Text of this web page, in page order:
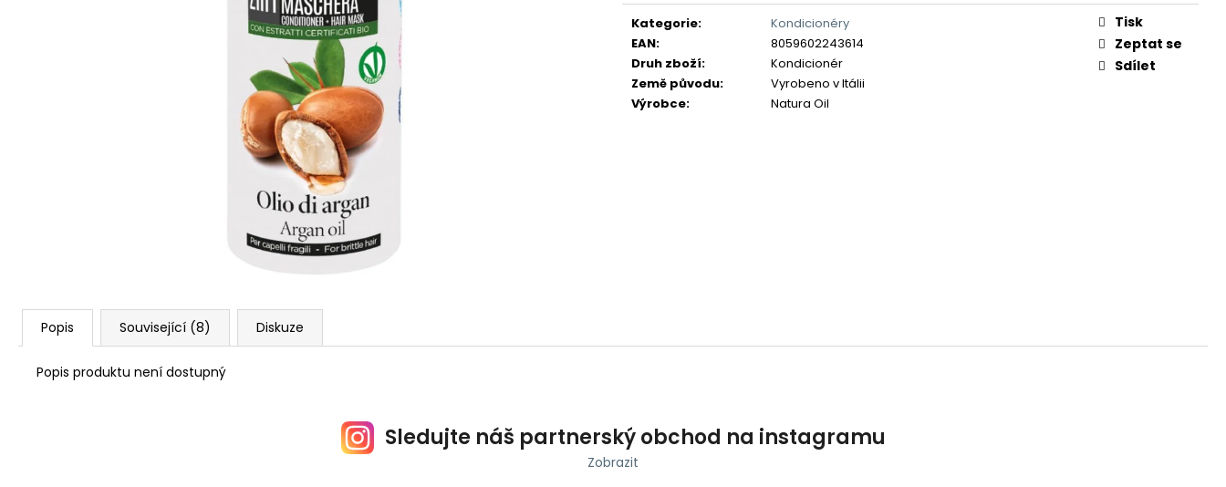
cena:
Kategorie:
Kondicionéry
EAN:
8059602243614
Druh zboží:
Kondicionér
Země původu:
Vyrobeno v Itálii
Výrobce: Natura Oil
Tisk
Zeptat se
Sdílet
Popis Související (8) Diskuze
Popis produktu není dostupný
Sledujte náš partnerský obchod na instagramu
Zobrazit